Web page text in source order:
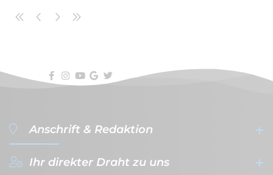
Anschrift & Redaktion
Ihr direkter Draht zu uns